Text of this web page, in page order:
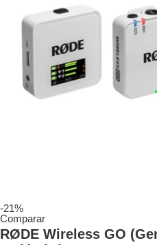
-21%
Comparar
RØDE Wireless GO